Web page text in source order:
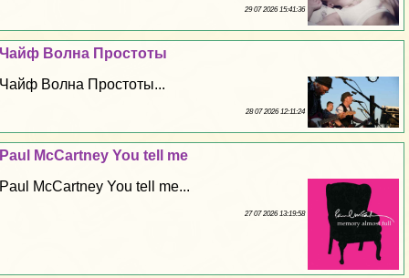
29 07 2026 15:41:36
Чайф Волна Простоты
Чайф Волна Простоты...
28 07 2026 12:11:24
Paul McCartney You tell me
Paul McCartney You tell me...
27 07 2026 13:19:58